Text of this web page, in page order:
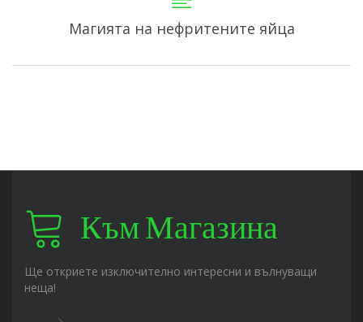
Магията на нефритените яйца
Към Магазина
Ще откриете изключително интересни и вълнуващи
неща!